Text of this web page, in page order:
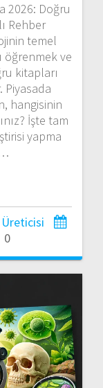
2026: Doğru
Rehber
temel
öğrenmek ve
kitapları
Piyasada
hangisinin
İşte tam
yapma
0